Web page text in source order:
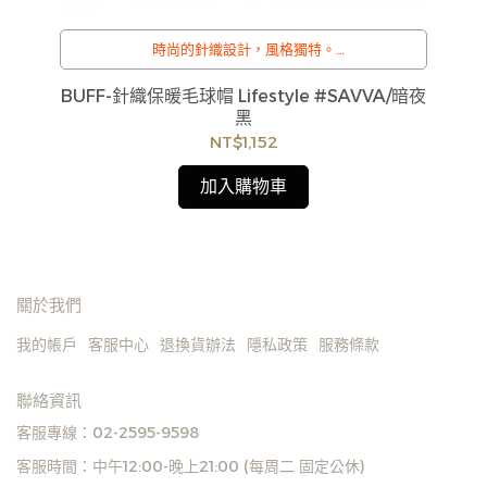
時尚的針織設計，風格獨特。
/
訂購注意事項 :
商品流動性快且多個平台共用庫存，偶有下單後缺貨
情形，客服人員將立即與您聯繫交期或更換商品，如
無法出貨，本公司將有權取消訂單，造成不便尚請見
諒。如遇庫存不足無法下單，亦歡迎洽詢客服。
BUFF-針織保暖毛球帽 Lifestyle #SAVVA/暗夜
黑
NT$1,152
加入購物車
關於我們
我的帳戶 客服中心 退換貨辦法 隱私政策 服務條款
聯絡資訊
客服專線：02-2595-9598
客服時間：中午12:00-晚上21:00 (每周二 固定公休)